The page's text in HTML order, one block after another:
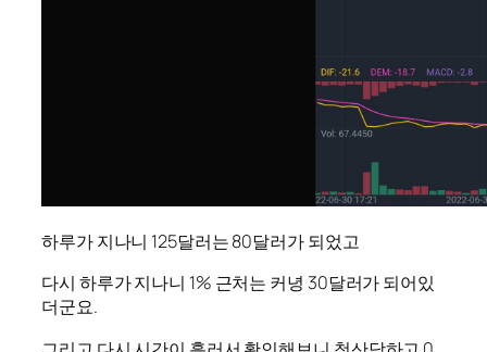
하루가 지나니 125달러는 80달러가 되었고
다시 하루가 지나니 1% 근처는 커녕 30달러가 되어있
더군요.